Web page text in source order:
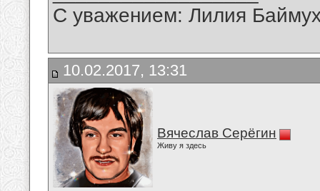
С уважением: Лилия
10.02.2017, 13:31
Вячеслав Серёгин
Живу я здесь